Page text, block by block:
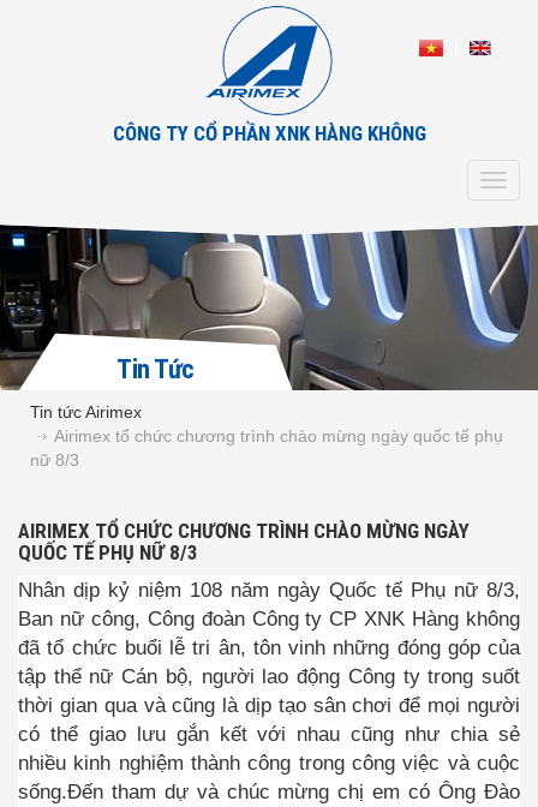
CÔNG TY CỔ PHẦN XNK HÀNG KHÔNG
Tin Tức
Tin tức Airimex
Airimex tổ chức chương trình chào mừng ngày quốc tế phụ
nữ 8/3
AIRIMEX TỔ CHỨC CHƯƠNG TRÌNH CHÀO MỪNG NGÀY
QUỐC TẾ PHỤ NỮ 8/3
Nhân dịp kỷ niệm 108 năm ngày Quốc tế Phụ nữ 8/3,
Ban nữ công, Công đoàn Công ty CP XNK Hàng không
đã tổ chức buổi lễ tri ân, tôn vinh những đóng góp của
tập thể nữ Cán bộ, người lao động Công ty trong suốt
thời gian qua và cũng là dịp tạo sân chơi để mọi người
có thể giao lưu gắn kết với nhau cũng như chia sẻ
nhiều kinh nghiệm thành công trong công việc và cuộc
sống.Đến tham dự và chúc mừng chị em có Ông Đào